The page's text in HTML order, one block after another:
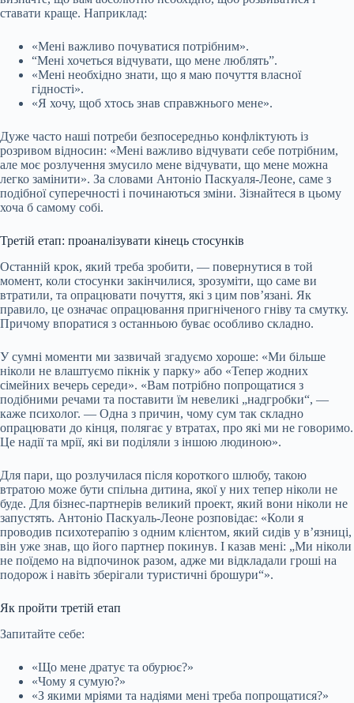
ставати краще. Наприклад:
«Мені важливо почуватися потрібним».
“Мені хочеться відчувати, що мене люблять”.
«Мені необхідно знати, що я маю почуття власної
гідності».
«Я хочу, щоб хтось знав справжнього мене».
Дуже часто наші потреби безпосередньо конфліктують із
розривом відносин: «Мені важливо відчувати себе потрібним,
але моє розлучення змусило мене відчувати, що мене можна
легко замінити». За словами Антоніо Паскуаля-Леоне, саме з
подібної суперечності і починаються зміни. Зізнайтеся в цьому
хоча б самому собі.
Третій етап: проаналізувати кінець стосунків
Останній крок, який треба зробити, — повернутися в той
момент, коли стосунки закінчилися, зрозуміти, що саме ви
втратили, та опрацювати почуття, які з цим пов’язані. Як
правило, це означає опрацювання пригніченого гніву та смутку.
Причому впоратися з останньою буває особливо складно.
У сумні моменти ми зазвичай згадуємо хороше: «Ми більше
ніколи не влаштуємо пікнік у парку» або «Тепер жодних
сімейних вечерь середи». «Вам потрібно попрощатися з
подібними речами та поставити їм невеликі „надгробки“, —
каже психолог. — Одна з причин, чому сум так складно
опрацювати до кінця, полягає у втратах, про які ми не говоримо.
Це надії та мрії, які ви поділяли з іншою людиною».
Для пари, що розлучилася після короткого шлюбу, такою
втратою може бути спільна дитина, якої у них тепер ніколи не
буде. Для бізнес-партнерів великий проект, який вони ніколи не
запустять. Антоніо Паскуаль-Леоне розповідає: «Коли я
проводив психотерапію з одним клієнтом, який сидів у в’язниці,
він уже знав, що його партнер покинув. І казав мені: „Ми ніколи
не поїдемо на відпочинок разом, адже ми відкладали гроші на
подорож і навіть зберігали туристичні брошури“».
Як пройти третій етап
Запитайте себе:
«Що мене дратує та обурює?»
«Чому я сумую?»
«З якими мріями та надіями мені треба попрощатися?»